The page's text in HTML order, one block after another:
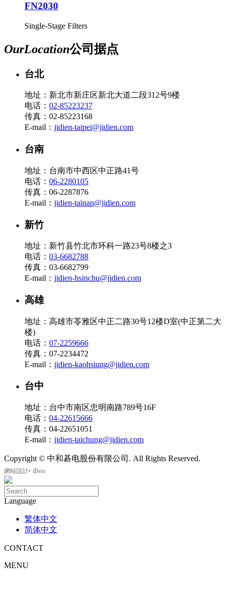
FN2030
Single-Stage Filters
OurLocation公司据点
台北
地址：新北市新庄区新北大道二段312号9楼
电话： 02-85223237
传真：02-85223168
E-mail： jidien-taipei@jidien.com
台南
地址：台南市中西区中正路41号
电话： 06-2280105
传真：06-2287876
E-mail： jidien-tainan@jidien.com
新竹
地址：新竹县竹北市环科一路23号8楼之3
电话： 03-6682788
传真：03-6682799
E-mail： jidien-hsinchu@jidien.com
高雄
地址：高雄市苓雅区中正二路30号12楼D室(中正第二大
楼)
电话： 07-2259666
传真：07-2234472
E-mail： jidien-kaohsiung@jidien.com
台中
地址：台中市南区忠明南路789号16F
电话： 04-22615666
传真：04-22651051
E-mail： jidien-taichung@jidien.com
Copyright © 中和碁电股份有限公司. All Rights Reserved.
網站設計‧ iBest
Language
繁体中文
简体中文
CONTACT
MENU